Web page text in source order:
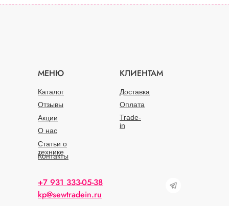
МЕНЮ КЛИЕНТАМ
Каталог
О нас
Доставка
Статьи о
технике
Оплата
Отзывы
Акции
Контакты
Trade-
in
+7 931 333-05-38
kp@sewtradein.ru